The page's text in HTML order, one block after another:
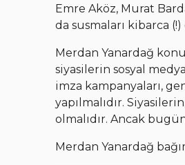
Emre Aköz, Murat
da susmaları kibarca
Merdan Yanardağ
siyasilerin sosyal
imza kampanyaları,
yapılmalıdır.
olmalıdır. Ancak
Merdan Yanardağ